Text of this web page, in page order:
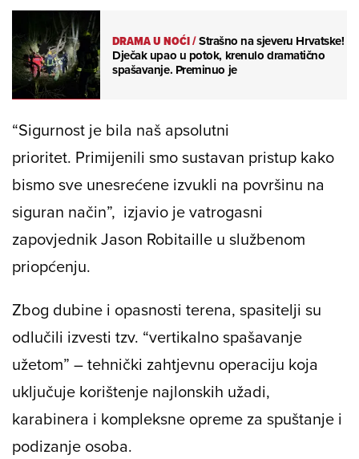
DRAMA U NOĆI/Strašno na sjeveru Hrvatske!
Dječak upao u potok, krenulo dramatično
spašavanje. Preminuo je
“Sigurnost je bila naš apsolutni
prioritet. Primijenili smo sustavan pristup kako
bismo sve unesrećene izvukli na površinu na
siguran način”, izjavio je vatrogasni
zapovjednik Jason Robitaille u službenom
priopćenju.
Zbog dubine i opasnosti terena, spasitelji su
odlučili izvesti tzv. “vertikalno spašavanje
užetom” – tehnički zahtjevnu operaciju koja
uključuje korištenje najlonskih užadi,
karabinera i kompleksne opreme za spuštanje i
podizanje osoba.